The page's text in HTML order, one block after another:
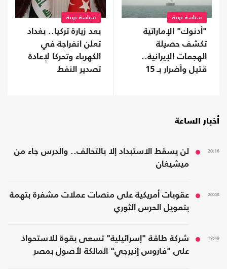
سياسة عربية
"أدنوك" الإماراتية
تكشف حصيلة
الهجمات الإيرانية..
قتيل وأضرار بـ 15
سياسة عربية
بعد زيارة تركيا.. بغداد
تعلن انفراجة في
الكهرباء وتحركا لإعادة
تصدير النفط
أخبار الساعة
20:16
لن يسقط الاستبداد إلا بالتحالف.. والدرس جاء من
ميشيغان
20:08
عقوبات أمريكية على منصات عملات مشفرة بتهمة
بتمويل الحرس الثوري
19:49
شركة طاقة "إسرائيلية" تسعى بقوة للاستحواذ
على "فاروس إنيرجي" المالكة لأصول بمصر